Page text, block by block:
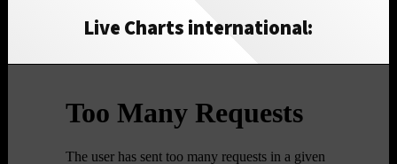
Live Charts international: